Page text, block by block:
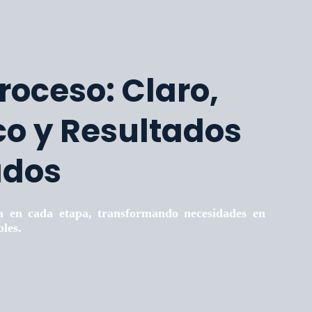
Claro,
y Resultados
en cada etapa, transformando necesidades en